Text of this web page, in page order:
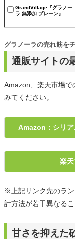
GrandVillage『グラノー
ラ 無添加 プレーン』
通販サイトの
グラノーラの売れ筋を
Amazon、楽天市場で
みてください。
Amazon：シリ
楽
※上記リンク先のラ
計方法が若干異なるこ
甘さを抑えた